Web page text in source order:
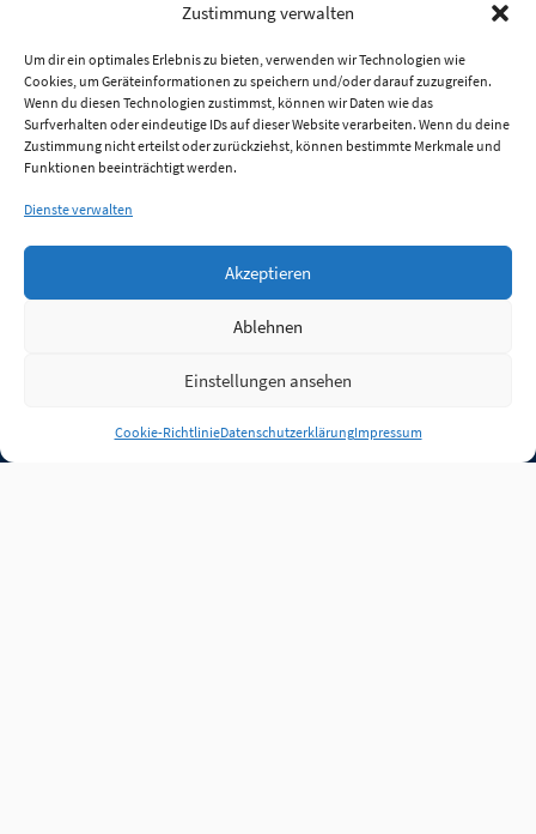
Zustimmung verwalten
Um dir ein optimales Erlebnis zu bieten, verwenden wir Technologien wie
Cookies, um Geräteinformationen zu speichern und/oder darauf zuzugreifen.
Wenn du diesen Technologien zustimmst, können wir Daten wie das
Surfverhalten oder eindeutige IDs auf dieser Website verarbeiten. Wenn du deine
Zustimmung nicht erteilst oder zurückziehst, können bestimmte Merkmale und
Funktionen beeinträchtigt werden.
Dienste verwalten
Akzeptieren
Ablehnen
Einstellungen ansehen
Cookie-RichtlinieDatenschutzerklärungImpressum
Anmelden
Jobs Partner FAQ Quellen